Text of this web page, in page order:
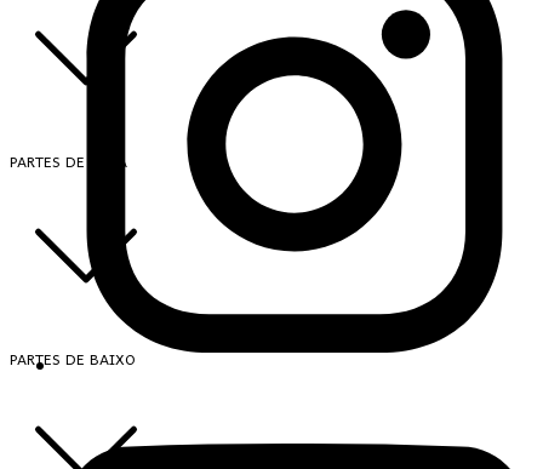
PARTES DE CIMA
PARTES DE BAIXO